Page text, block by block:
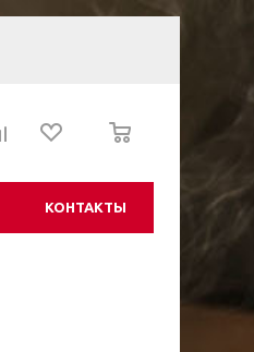
КОНТАКТЫ